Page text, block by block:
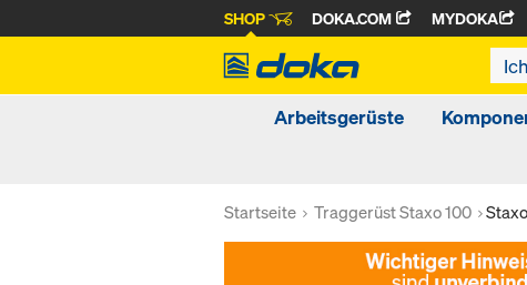
SHOP DOKA.COM MYDOKA
Arbeitsgerüste
Startseite Traggerüst Staxo 100